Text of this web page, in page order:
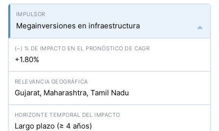
Megainversiones en infraestructura
+1.80%
Gujarat, Maharashtra, Tamil Nadu
Largo plazo (≥ 4 años)